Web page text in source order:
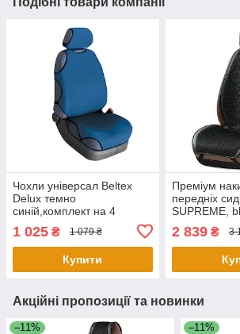
Чохли універсал Beltex
Delux темно
синій,комплект на 4
сидіння, без підголовників
1 025 ₴ 1 079 ₴
Купити
Преміум
передніх
SUPREME,
2 839₴ 3
Акційні пропозиції та новинки
–11% –11%